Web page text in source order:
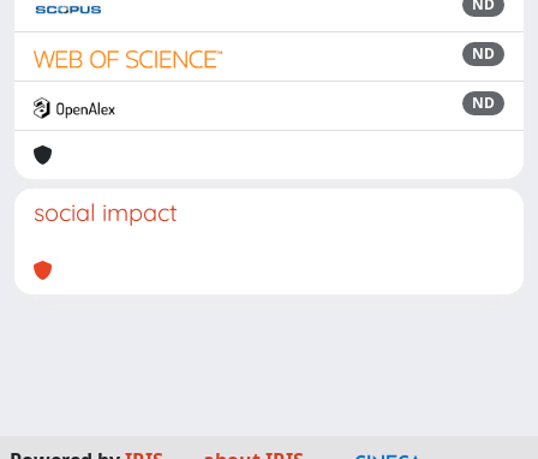
ND
ND
ND
social impact